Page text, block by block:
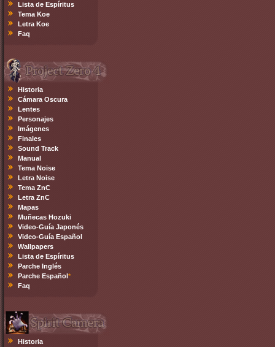
Lista de Espíritus
Tema Koe
Letra Koe
Faq
Historia
Cámara Oscura
Lentes
Personajes
Imágenes
Finales
Sound Track
Manual
Tema Noise
Letra Noise
Tema ZnC
Letra ZnC
Mapas
Muñecas Hozuki
Video-Guía Japonés
Video-Guía Español
Wallpapers
Lista de Espíritus
Parche Inglés
Parche Español*
Faq
Historia